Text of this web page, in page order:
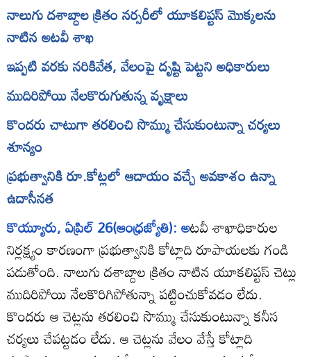
నాలుగు దశాబ్దాల క్రితం నర్సరీలో యూకలిప్టస్‌ మొక్కలను
నాటిన అటవీ శాఖ
ఇప్పటి వరకు నరికివేత, వేలంపై దృష్టి పెట్టని అధికారులు
ముదిరిపోయి నేలకొరుగుతున్న వృక్షాలు
కొందరు చాటుగా తరలించి సొమ్ము చేసుకుంటున్నా చర్యలు
శూన్యం
ప్రభుత్వానికి రూ.కోట్లలో ఆదాయం వచ్చే అవకాశం ఉన్నా
ఉదాసీనత
కొయ్యూరు, ఏప్రిల్‌ 26(ఆంధ్రజ్యోతి): అటవీ శాఖాధికారుల
నిర్లక్ష్యం కారణంగా ప్రభుత్వానికి కోట్లాది రూపాయలకు గండి
పడుతోంది. నాలుగు దశాబ్దాల క్రితం నాటిన యూకలిప్టస్‌ చెట్లు
ముదిరిపోయి నేలకొరిగిపోతున్నా పట్టించుకోవడం లేదు.
కొందరు ఆ చెట్లను తరలించి సొమ్ము చేసుకుంటున్నా కనీస
చర్యలు చేపట్టడం లేదు. ఆ చెట్లను వేలం వేస్తే కోట్లాది